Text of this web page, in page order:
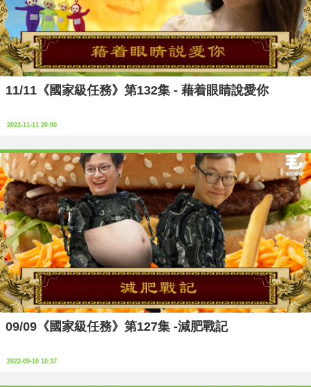
11/11《國家級任務》第132集 - 藉着眼睛說愛你
2022-11-11 20:00
09/09《國家級任務》第127集 -減肥戰記
2022-09-10 10:37